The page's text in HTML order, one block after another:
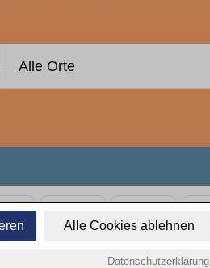
Alle Cookies ablehnen
Datenschutzerklärung